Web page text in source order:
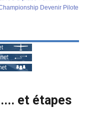
Devenir Pilote
et étapes